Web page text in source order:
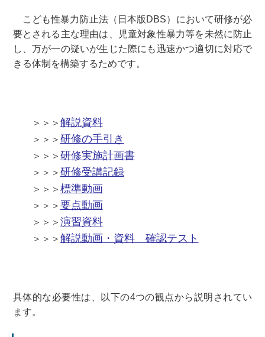
こども性暴力防止法（日本版DBS）において研修が必
要とされる主な理由は、児童対象性暴力等を未然に防止
し、万が一の疑いが生じた際にも迅速かつ適切に対応で
きる体制を構築するためです。
＞＞＞ 解説資料
＞＞＞ 研修の手引き
＞＞＞ 研修実施計画書
＞＞＞ 研修受講記録
＞＞＞ 標準動画
＞＞＞ 要点動画
＞＞＞ 演習資料
＞＞＞ 解説動画・資料 確認テスト
具体的な必要性は、以下の4つの観点から説明されてい
ます。